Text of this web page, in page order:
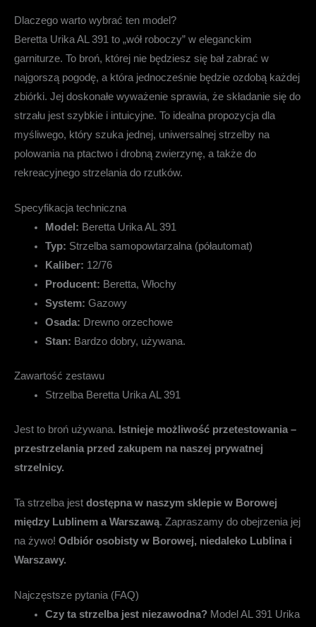
Dlaczego warto wybrać ten model?
Beretta Urika AL 391 to „wół roboczy” w eleganckim
garniturze. To broń, której nie będziesz się bał zabrać w
najgorszą pogodę, a która jednocześnie będzie ozdobą każdej
zbiórki. Jej doskonałe wyważenie sprawia, że składanie się do
strzału jest szybkie i intuicyjne. To idealna propozycja dla
myśliwego, który szuka jednej, uniwersalnej strzelby na
polowania na ptactwo i drobną zwierzynę, a także do
rekreacyjnego strzelania do rzutków.
Specyfikacja techniczna
Model: Beretta Urika AL 391
Typ: Strzelba samopowtarzalna (półautomat)
Kaliber: 12/76
Producent: Beretta, Włochy
System: Gazowy
Osada: Drewno orzechowe
Stan: Bardzo dobry, używana.
Zawartość zestawu
Strzelba Beretta Urika AL 391
Jest to broń używana. Istnieje możliwość przetestowania –
przestrzelania przed zakupem na naszej prywatnej
strzelnicy.
Ta strzelba jest dostępna w naszym sklepie w Borowej
między Lublinem a Warszawą. Zapraszamy do obejrzenia jej
na żywo! Odbiór osobisty w Borowej, niedaleko Lublina i
Warszawy.
Najczęstsze pytania (FAQ)
Czy ta strzelba jest niezawodna?Model AL 391 Urika